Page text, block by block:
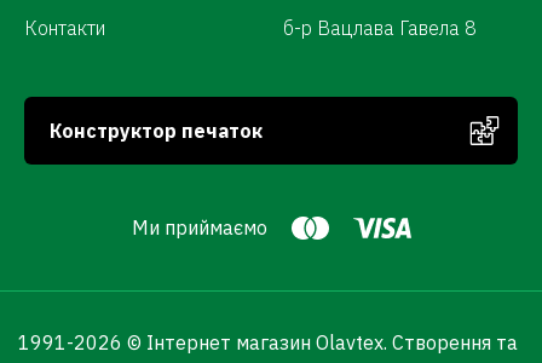
Контакти
б-р Вацлава Гавела 8
Конструктор печаток
Ми приймаємо
1991-2026 © Інтернет магазин Olavtex. Створення та